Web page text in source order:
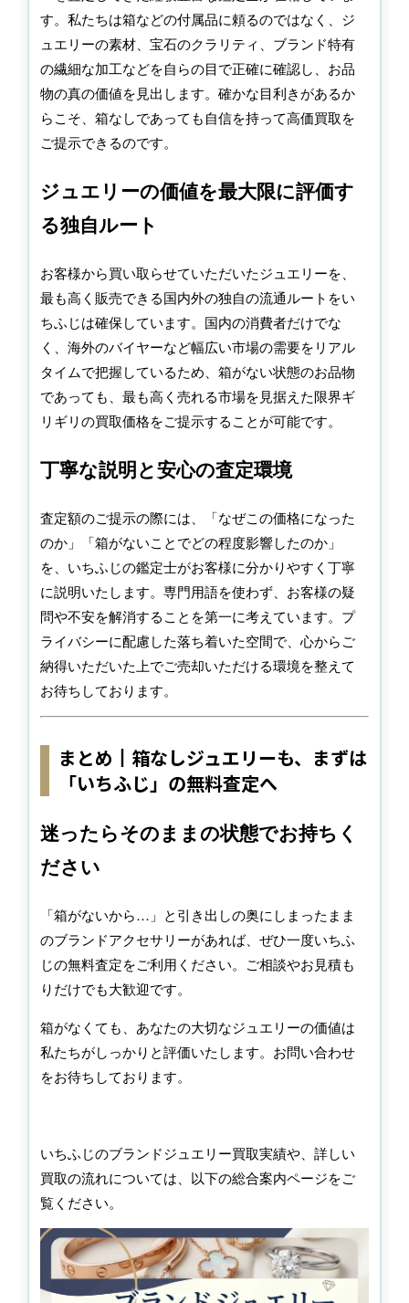
す。私たちは箱などの付属品に頼るのではなく、ジ
ュエリーの素材、宝石のクラリティ、ブランド特有
の繊細な加工などを自らの目で正確に確認し、お品
物の真の価値を見出します。確かな目利きがあるか
らこそ、箱なしであっても自信を持って高価買取を
ご提示できるのです。
ジュエリーの価値を最大限に評価す
る独自ルート
お客様から買い取らせていただいたジュエリーを、
最も高く販売できる国内外の独自の流通ルートをい
ちふじは確保しています。国内の消費者だけでな
く、海外のバイヤーなど幅広い市場の需要をリアル
タイムで把握しているため、箱がない状態のお品物
であっても、最も高く売れる市場を見据えた限界ギ
リギリの買取価格をご提示することが可能です。
丁寧な説明と安心の査定環境
査定額のご提示の際には、「なぜこの価格になった
のか」「箱がないことでどの程度影響したのか」
を、いちふじの鑑定士がお客様に分かりやすく丁寧
に説明いたします。専門用語を使わず、お客様の疑
問や不安を解消することを第一に考えています。プ
ライバシーに配慮した落ち着いた空間で、心からご
納得いただいた上でご売却いただける環境を整えて
お待ちしております。
まとめ┃箱なしジュエリーも、まずは
「いちふじ」の無料査定へ
迷ったらそのままの状態でお持ちく
ださい
「箱がないから…」と引き出しの奥にしまったまま
のブランドアクセサリーがあれば、ぜひ一度いちふ
じの無料査定をご利用ください。ご相談やお見積も
りだけでも大歓迎です。
箱がなくても、あなたの大切なジュエリーの価値は
私たちがしっかりと評価いたします。お問い合わせ
をお待ちしております。
いちふじのブランドジュエリー買取実績や、詳しい
買取の流れについては、以下の総合案内ページをご
覧ください。